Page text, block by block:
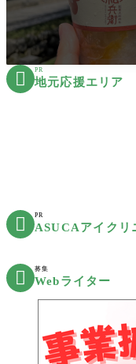
 PR
地元応援エリア
 PR
ASUCAアイクリ
 募集
Webライター